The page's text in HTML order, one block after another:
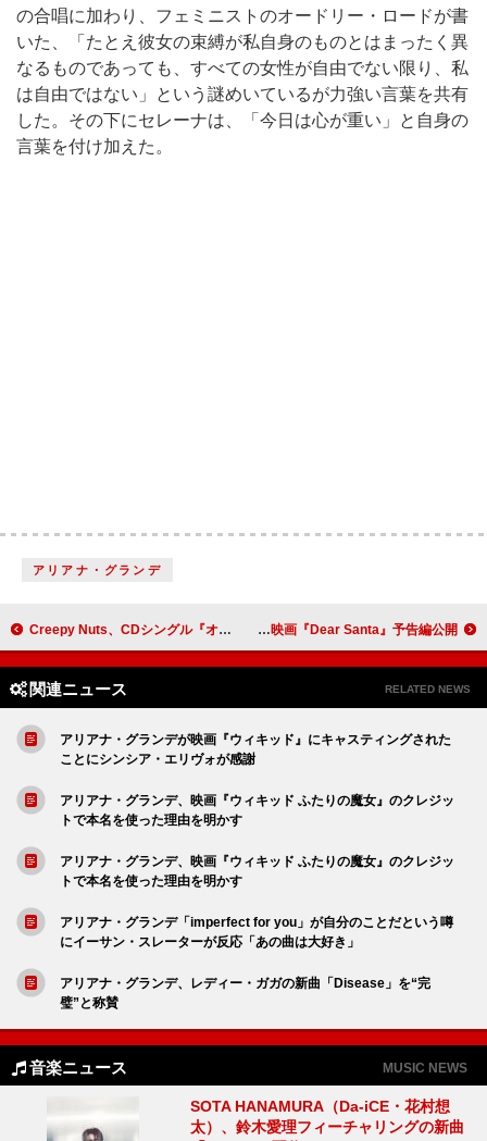
の合唱に加わり、フェミニストのオードリー・ロードが書
いた、「たとえ彼女の束縛が私自身のものとはまったく異
なるものであっても、すべての女性が自由でない限り、私
は自由ではない」という謎めいているが力強い言葉を共有
した。その下にセレーナは、「今日は心が重い」と自身の
言葉を付け加えた。
アリアナ・グランデ
Creepy Nuts、CDシングル『オトノケ』のジャケットはアニメ『ダンダダン』とコラボ ポスト・マローンがジャック・ブラックの悪魔的な誘惑に手を貸す、映画『Dear Santa』予告編公開
関連ニュース RELATED NEWS
アリアナ・グランデが映画『ウィキッド』にキャスティングされた
ことにシンシア・エリヴォが感謝
アリアナ・グランデ、映画『ウィキッド ふたりの魔女』のクレジッ
トで本名を使った理由を明かす
アリアナ・グランデ、映画『ウィキッド ふたりの魔女』のクレジッ
トで本名を使った理由を明かす
アリアナ・グランデ「imperfect for you」が自分のことだという噂
にイーサン・スレーターが反応「あの曲は大好き」
アリアナ・グランデ、レディー・ガガの新曲「Disease」を“完
璧”と称賛
音楽ニュース MUSIC NEWS
SOTA HANAMURA（Da-iCE・花村想
太）、鈴木愛理フィーチャリングの新曲